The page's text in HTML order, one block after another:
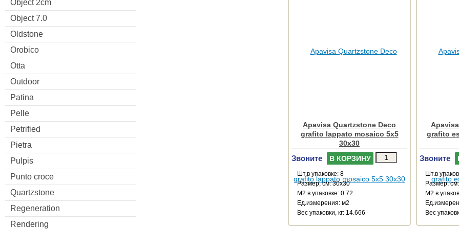
Object 2cm
Object 7.0
Oldstone
Orobico
Otta
Outdoor
Patina
Pelle
Petrified
Pietra
Pulpis
Punto croce
Quartzstone
Regeneration
Rendering
Apavisa Quartzstone Deco
grafito lappato mosaico 5x5
30x30
Звоните В КОРЗИНУ
Шт.в упаковке: 8
Размер, см: 30x30
М2 в упаковке: 0.72
Ед.измерения: м2
Веc упаковки, кг: 14.666
grafito
Звоните
Шт.в
Размер,
М2 в
Веc